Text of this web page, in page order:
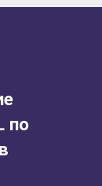
по